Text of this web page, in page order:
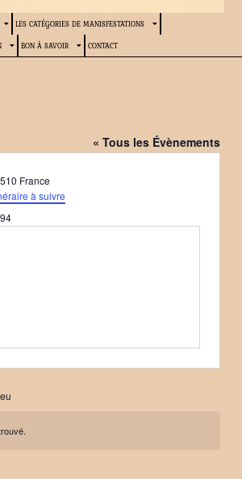
LES CATÉGORIES DE MANISFESTATIONS
BON À SAVOIR CONTACT
« Tous les Évènements
France
à suivre